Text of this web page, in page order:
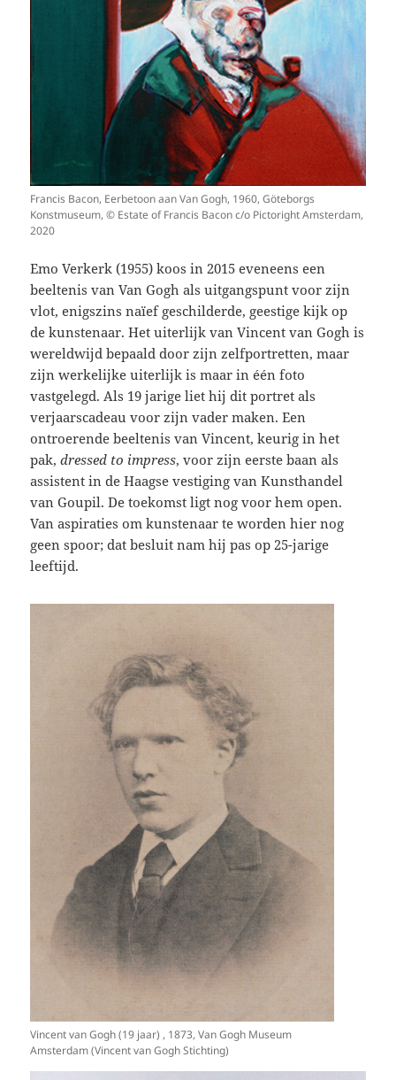
Francis Bacon, Eerbetoon aan Van Gogh, 1960, Göteborgs
Konstmuseum, © Estate of Francis Bacon c/o Pictoright Amsterdam,
2020
Emo Verkerk (1955) koos in 2015 eveneens een
beeltenis van Van Gogh als uitgangspunt voor zijn
vlot, enigszins naïef geschilderde, geestige kijk op
de kunstenaar. Het uiterlijk van Vincent van Gogh is
wereldwijd bepaald door zijn zelfportretten, maar
zijn werkelijke uiterlijk is maar in één foto
vastgelegd. Als 19 jarige liet hij dit portret als
verjaarscadeau voor zijn vader maken. Een
ontroerende beeltenis van Vincent, keurig in het
pak,dressed to impress, voor zijn eerste baan als
assistent in de Haagse vestiging van Kunsthandel
van Goupil. De toekomst ligt nog voor hem open.
Van aspiraties om kunstenaar te worden hier nog
geen spoor; dat besluit nam hij pas op 25-jarige
leeftijd.
Vincent van Gogh (19 jaar) , 1873, Van Gogh Museum
Amsterdam (Vincent van Gogh Stichting)